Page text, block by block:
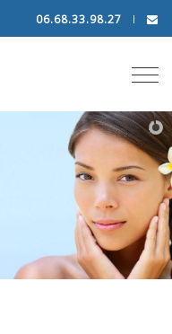
06.68.33.98.27